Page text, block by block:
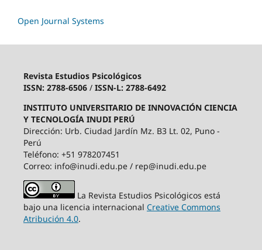
Open Journal Systems
Revista Estudios Psicológicos
ISSN: 2788-6506/ ISSN-L: 2788-6492
INSTITUTO UNIVERSITARIO DE INNOVACIÓN CIENCIA
Y TECNOLOGÍA INUDI PERÚ
Dirección: Urb. Ciudad Jardín Mz. B3 Lt. 02, Puno -
Perú
Teléfono: +51 978207451
Correo: info@inudi.edu.pe / rep@inudi.edu.pe
La Revista Estudios Psicológicos está
bajo una licencia internacional Creative Commons
Atribución 4.0.